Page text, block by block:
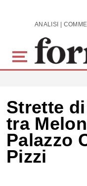
Skip to main content
Strette
tra
Palazzo
Pizzi